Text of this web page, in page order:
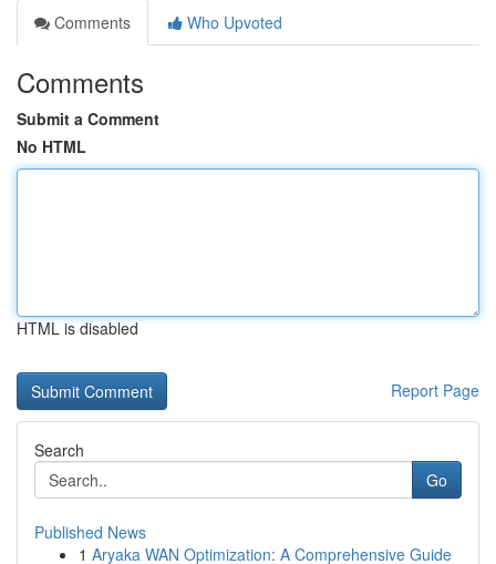
Comments
Who Upvoted
Comments
Submit a Comment
No HTML
HTML is disabled
Report Page
Search
Go
Published News
1 Aryaka WAN Optimization: A Comprehensive Guide